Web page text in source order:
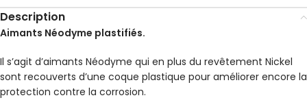
Description
Aimants Néodyme plastifiés.
Il s’agit d’aimants Néodyme qui en plus du revêtement Nickel
sont recouverts d’une coque plastique pour améliorer encore la
protection contre la corrosion.